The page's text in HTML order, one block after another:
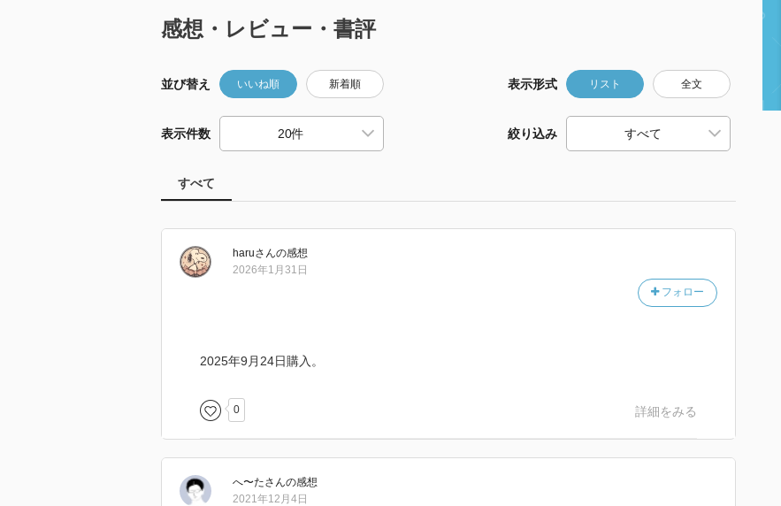
感想・レビュー・書評
並び替え いいね順 新着順 表示形式 リスト 全文
表示件数 絞り込み
すべて
haruさんの感想
フォロー
2026年1月31日
2025年9月24日購入。
0 詳細をみる
へ〜たさんの感想
2021年12月4日